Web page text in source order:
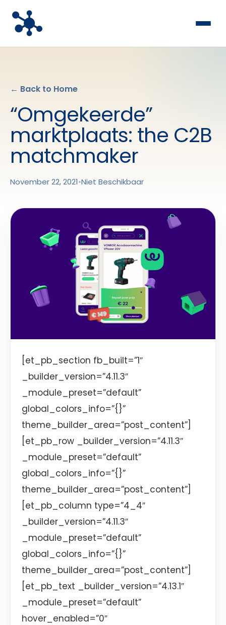
← Back to Home
“Omgekeerde”
marktplaats: the C2B
matchmaker
November 22, 2021•Niet Beschikbaar
[et_pb_section fb_built=”1″
_builder_version=”4.11.3″
_module_preset=”default”
global_colors_info=”{}”
theme_builder_area=”post_content”]
[et_pb_row _builder_version=”4.11.3″
_module_preset=”default”
global_colors_info=”{}”
theme_builder_area=”post_content”]
[et_pb_column type=”4_4″
_builder_version=”4.11.3″
_module_preset=”default”
global_colors_info=”{}”
theme_builder_area=”post_content”]
[et_pb_text _builder_version=”4.13.1″
_module_preset=”default”
hover_enabled=”0″